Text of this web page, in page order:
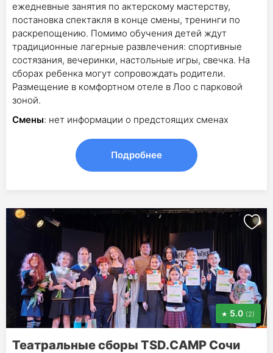
ежедневные занятия по актерскому мастерству,
постановка спектакля в конце смены, тренинги по
раскрепощению. Помимо обучения детей ждут
традиционные лагерные развлечения: спортивные
состязания, вечеринки, настольные игры, свечка. На
сборах ребенка могут сопровождать родители.
Размещение в комфортном отеле в Лоо с парковой
зоной.
Смены: нет информации о предстоящих сменах
Подробнее
5.0 (2)
Театральные сборы TSD.CAMP Сочи